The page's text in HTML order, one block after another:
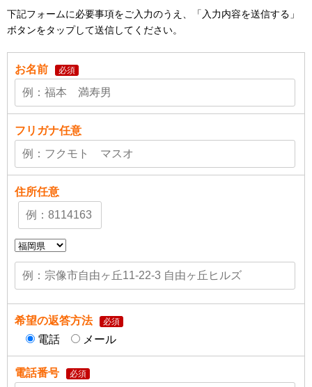
下記フォームに必要事項をご入力のうえ、「入力内容を送信する」
ボタンをタップして送信してください。
お名前 必須
フリガナ任意
住所任意
希望の返答方法 必須
電話 メール
電話番号 必須